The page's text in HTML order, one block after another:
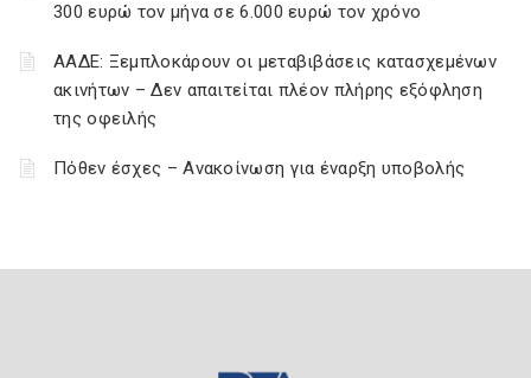
300 ευρώ τον μήνα σε 6.000 ευρώ τον χρόνο
ΑΑΔΕ: Ξεμπλοκάρουν οι μεταβιβάσεις κατασχεμένων
ακινήτων – Δεν απαιτείται πλέον πλήρης εξόφληση
της οφειλής
Πόθεν έσχες – Ανακοίνωση για έναρξη υποβολής